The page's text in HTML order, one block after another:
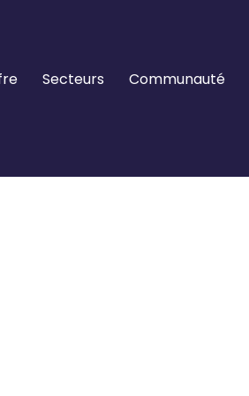
Secteurs Communauté